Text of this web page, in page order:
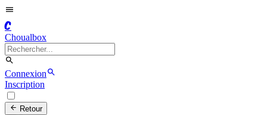
C
Choualbox
Connexion
Inscription
Retour